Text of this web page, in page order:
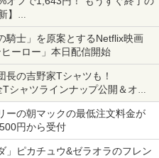
】
神 絶景版」が67%オフで990円
騎士」を原案とするNetflix映画
ーロー」本日配信開始
長の吉野家Tシャツも！
シャツラインナップ公開＆オン
ーの朝マックの最低注文料金が
円から受付
」ピカチュウ&ゼラオラのフレン